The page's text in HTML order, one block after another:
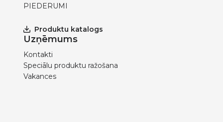
PIEDERUMI
Produktu katalogs
Uzņēmums
Kontakti
Speciālu produktu ražošana
Vakances